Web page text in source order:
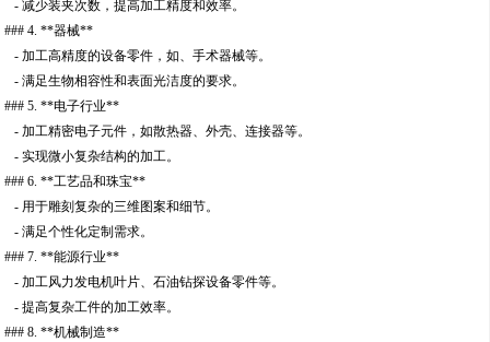
- 减少装夹次数，提高加工精度和效率。
### 4. **器械**
- 加工高精度的设备零件，如、手术器械等。
- 满足生物相容性和表面光洁度的要求。
### 5. **电子行业**
- 加工精密电子元件，如散热器、外壳、连接器等。
- 实现微小复杂结构的加工。
### 6. **工艺品和珠宝**
- 用于雕刻复杂的三维图案和细节。
- 满足个性化定制需求。
### 7. **能源行业**
- 加工风力发电机叶片、石油钻探设备零件等。
- 提高复杂工件的加工效率。
### 8. **机械制造**